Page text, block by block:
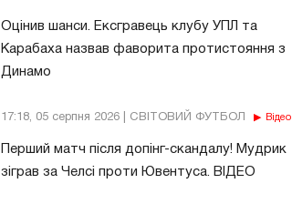
Оцінив шанси. Ексгравець клубу УПЛ та
Карабаха назвав фаворита протистояння з
Динамо
17:18, 05 серпня 2026 | СВІТОВИЙ ФУТБОЛ Відео
Перший матч після допінг-скандалу! Мудрик
зіграв за Челсі проти Ювентуса. ВІДЕО